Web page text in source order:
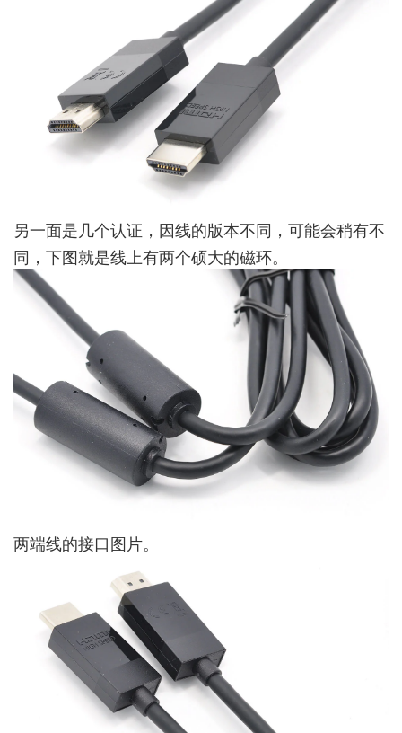
另一面是几个认证，因线的版本不同，可能会稍有不
同，下图就是线上有两个硕大的磁环。
两端线的接口图片。